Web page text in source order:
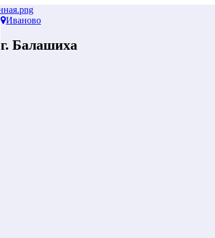
Иваново
г. Балашиха